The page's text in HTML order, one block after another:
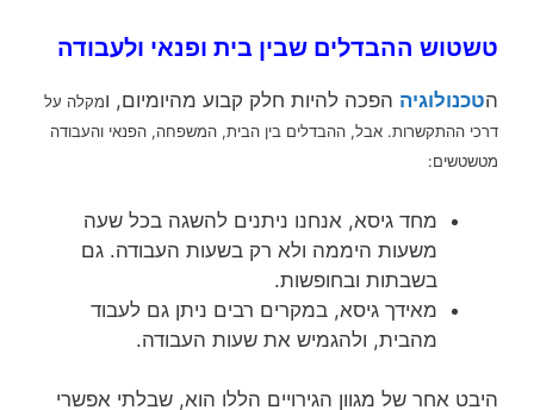
טשטוש ההבדלים שבין בית ופנאי ולעבודה
הטכנולוגיה הפכה להיות חלק קבוע מהיומיום, ומקלה על
דרכי ההתקשרות. אבל, ההבדלים בין הבית, המשפחה, הפנאי והעבודה
מטשטשים:
מחד גיסא, אנחנו ניתנים להשגה בכל שעה
משעות היממה ולא רק בשעות העבודה. גם
בשבתות ובחופשות.
מאידך גיסא, במקרים רבים ניתן גם לעבוד
מהבית, ולהגמיש את שעות העבודה.
היבט אחר של מגוון הגירויים הללו הוא, שבלתי אפשרי